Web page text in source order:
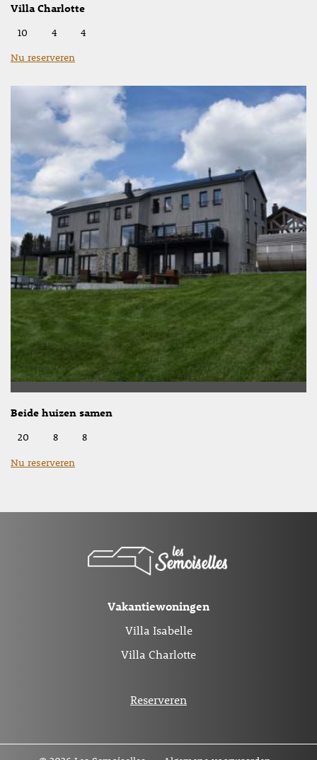
Villa Charlotte
10
4
4
Nu reserveren
Beide huizen samen
20
8
8
Nu reserveren
Vakantiewoningen
Villa Isabelle
Villa Charlotte
Reserveren